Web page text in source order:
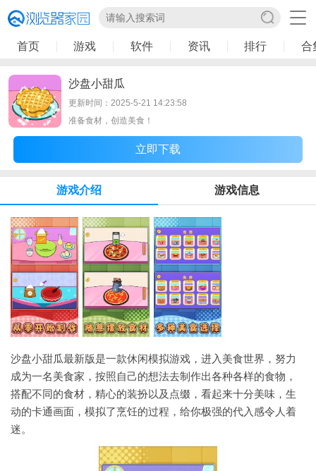
首页 游戏 软件 资讯 排行 合
沙盘小甜瓜
更新时间：2025-5-21 14:23:58
准备食材，创造美食！
立即下载
游戏介绍 游戏信息
沙盘小甜瓜最新版是一款休闲模拟游戏，进入美食世界，努力
成为一名美食家，按照自己的想法去制作出各种各样的食物，
搭配不同的食材，精心的装扮以及点缀，看起来十分美味，生
动的卡通画面，模拟了烹饪的过程，给你极强的代入感令人着
迷。